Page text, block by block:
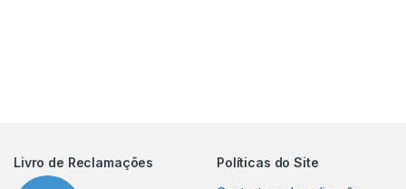
Livro de Reclamações
Políticas do Site